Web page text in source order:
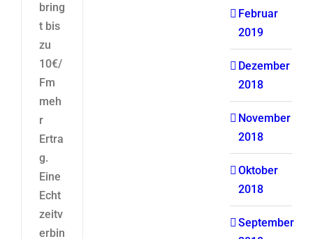
bring
t bis
zu
10€/
Fm
meh
r
Ertra
g.
Eine
Echt
zeitv
erbin
Februar
2019
Dezember
2018
November
2018
Oktober
2018
September